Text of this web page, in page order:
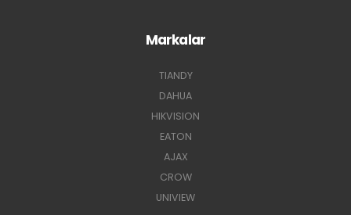
Markalar
TIANDY
DAHUA
HIKVISION
EATON
AJAX
CROW
UNIVIEW